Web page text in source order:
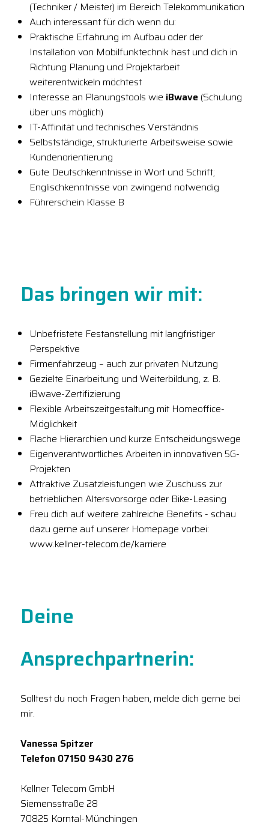
(Techniker / Meister) im Bereich Telekommunikation
Auch interessant für dich wenn du:
Praktische Erfahrung im Aufbau oder der
Installation von Mobilfunktechnik hast und dich in
Richtung Planung und Projektarbeit
weiterentwickeln möchtest
Interesse an Planungstools wie iBwave (Schulung
über uns möglich)
IT-Affinität und technisches Verständnis
Selbstständige, strukturierte Arbeitsweise sowie
Kundenorientierung
Gute Deutschkenntnisse in Wort und Schrift;
Englischkenntnisse von zwingend notwendig
Führerschein Klasse B
Das bringen wir mit:
Unbefristete Festanstellung mit langfristiger
Perspektive
Firmenfahrzeug – auch zur privaten Nutzung
Gezielte Einarbeitung und Weiterbildung, z. B.
iBwave-Zertifizierung
Flexible Arbeitszeitgestaltung mit Homeoffice-
Möglichkeit
Flache Hierarchien und kurze Entscheidungswege
Eigenverantwortliches Arbeiten in innovativen 5G-
Projekten
Attraktive Zusatzleistungen wie Zuschuss zur
betrieblichen Altersvorsorge oder Bike-Leasing
Freu dich auf weitere zahlreiche Benefits - schau
dazu gerne auf unserer Homepage vorbei:
www.kellner-telecom.de/karriere
Deine
Ansprechpartnerin:
Solltest du noch Fragen haben, melde dich gerne bei
mir.
Vanessa Spitzer
Telefon 07150 9430 276
Kellner Telecom GmbH
Siemensstraße 28
70825 Korntal-Münchingen